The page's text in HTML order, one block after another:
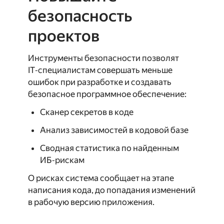
безопасность
проектов
Инструменты безопасности позволят
IT‑специалистам совершать меньше
ошибок при разработке и создавать
безопасное программное обеспечение:
Сканер секретов в коде
Анализ зависимостей в кодовой базе
Сводная статистика по найденным
ИБ‑рискам
О рисках система сообщает на этапе
написания кода, до попадания изменений
в рабочую версию приложения.